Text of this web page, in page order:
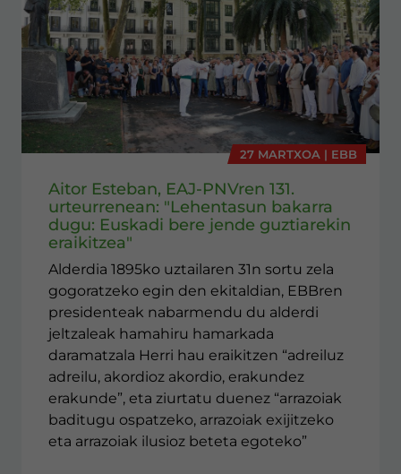
27 MARTXOA | EBB
Aitor Esteban, EAJ-PNVren 131.
urteurrenean: "Lehentasun bakarra
dugu: Euskadi bere jende guztiarekin
eraikitzea"
Alderdia 1895ko uztailaren 31n sortu zela
gogoratzeko egin den ekitaldian, EBBren
presidenteak nabarmendu du alderdi
jeltzaleak hamahiru hamarkada
daramatzala Herri hau eraikitzen “adreiluz
adreilu, akordioz akordio, erakundez
erakunde”, eta ziurtatu duenez “arrazoiak
baditugu ospatzeko, arrazoiak exijitzeko
eta arrazoiak ilusioz beteta egoteko”